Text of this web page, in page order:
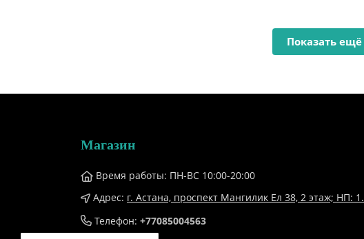
Показать ещё
Магазин
Время работы: ПН-ВС 10:00-20:00
Адрес: г. Астана, проспект Мангилик Ел 38, ​2 этаж; НП: 1.
Телефон: +77085004563